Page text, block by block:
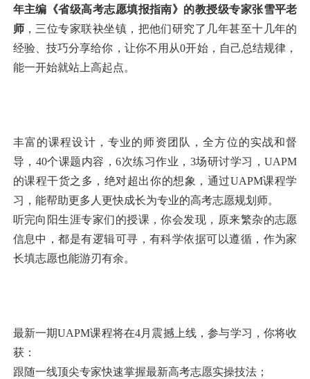
年主编《省级高考志愿填报指南》的教授级专家张雪平老
师 ，三位专家联袂坐镇，把他们研究了几年甚至十几年的
经验、技巧分享给你，让你不用从0开始，自己总结规律，
能一开始就站上高起点。
丰富的课程设计，专业的师资团队，全方位的实战和督
导，40个课题内容，6次练习作业，3场研讨学习，UAPM
的课程干货之多，绝对超出你的想象，通过UAPM课程学
习，能帮助更多人更快成长为专业的高考志愿规划师。
听完向阳生涯专家们的授课，你会发现，原来繁杂的志愿
信息中，都是有逻辑可寻，有科学依据可以遵循，作为家
长填志愿也能游刃有余。
最新一期UAPM课程将在4月震撼上线，参与学习，你将收
获：
跟随一线顶尖专家快速掌握最新高考志愿实操技法；